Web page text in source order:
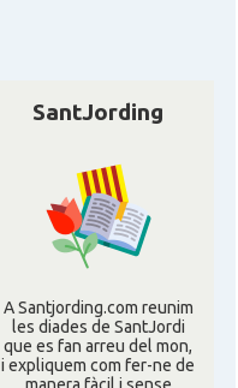
SantJording
A Santjording.com reunim
les diades de SantJordi
que es fan arreu del mon,
i expliquem com fer-ne de